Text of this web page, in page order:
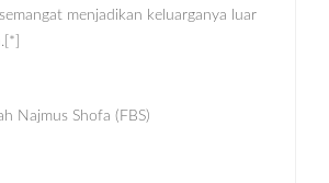
menjadikan keluarganya luar
Najmus Shofa (FBS)